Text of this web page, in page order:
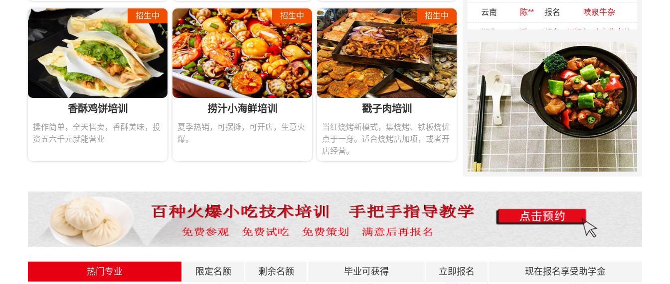
招生中
香酥鸡饼培训
操作简单，全天售卖，香酥美味，投
资五六千元就能营业
招生中
捞汁小海鲜培训
夏季热销，可摆摊，可开店，生意火
爆。
招生中
戳子肉培训
当红烧烤新模式，集烧烤、铁板烧优
点于一身。适合烧烤店加项，或者开
店经营。
湖北 陈* 报名 火锅杯 喷泉牛杂等
河北唐山 郑** 报名 擂椒拌饭 水果炸鸡
江苏徐州 郭** 报名 喷泉牛杂
河南郑州 郭* 预报 待定
江苏 陶** 预报 待定
河北秦皇岛 韩* 报名 喷泉牛杂
山东滕州 马** 预报 待定
骆** 报名 喷泉牛杂 铁板系列
砂锅菜 酸辣粉
热门专业 限定名额 剩余名额 毕业可获得 立即报名 现在报名享受助学金
砂锅系列 150人 33人 视频教程 立即报名 1000元助学金
锅巴饭 100人 22人 设备、视频教程 立即报名 1000元助学金
锡纸烧 100人 8人 视频教程 立即报名
1000元助学金
茶缸饭
100人 23人 视频教程 立即报名
1000元助学金
喷泉牛杂
50人 39人 喷泉牛杂车、视频教程 立即报名
1000元助学金
茶缸串串
100人 26人 视频教程 立即报名
500元助学金
油炸串串馍
120人 16人 视频教程 立即报名
300元助学金
脆皮五花肉
视频教程 立即报名
1000元助学金
立即报名
500元助学金
水果炸鸡
120人 23人 视频教程 立即报名
500元助学金
打边炉
150人 66人 视频教程、店铺方案等 立即报名
1000元助学金
麻辣甲鱼
1000元助学金
茶泡饭
火锅杯
150人 56人 视频教程 立即报名
1000元助学金